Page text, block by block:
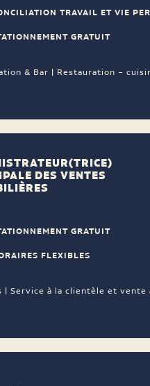
TRAVAIL ET VIE
GRATUIT
& Bar | Restauration –
DES VENTES
GRATUIT
FLEXIBLES
| Service à la clientèle et vente